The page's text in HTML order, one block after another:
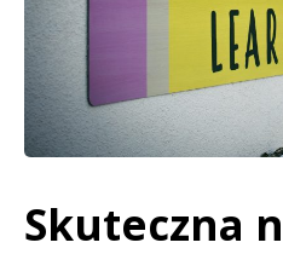
Skuteczna